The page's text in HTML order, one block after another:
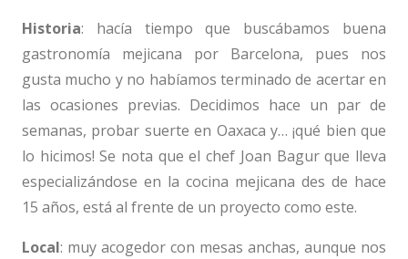
Historia: hacía tiempo que buscábamos buena
gastronomía mejicana por Barcelona, pues nos
gusta mucho y no habíamos terminado de acertar en
las ocasiones previas. Decidimos hace un par de
semanas, probar suerte en Oaxaca y… ¡qué bien que
lo hicimos! Se nota que el chef Joan Bagur que lleva
especializándose en la cocina mejicana des de hace
15 años, está al frente de un proyecto como este.
Local: muy acogedor con mesas anchas, aunque nos